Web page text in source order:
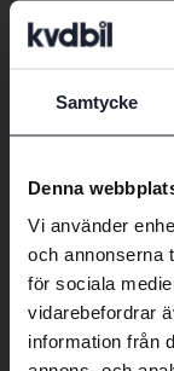
Samtycke
Denna
Vi använder
och annonserna
för sociala
vidarebefordrar
information från
Antal säten
Färg
Lack
Klädsel
We
abroad
site
same